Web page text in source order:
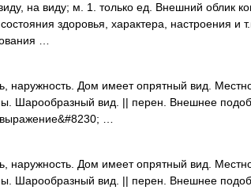
на виду; м. 1. только ед. Внешний облик
здоровья, характера, настроения и
…
Дом имеет опрятный вид.
Шарообразный вид. || перен. Внешнее
…
Дом имеет опрятный вид.
Шарообразный вид. || перен. Внешнее